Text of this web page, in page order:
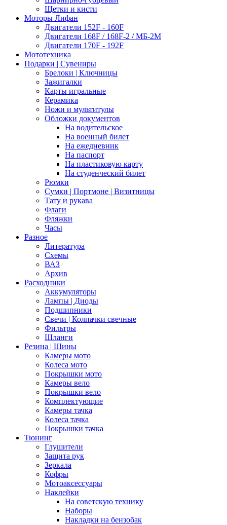
Щетки и кисти
Моторы Лифан
Двигатели 152F - 160F
Двигатели 168F / 168F-2 / МБ-2М
Двигатели 170F - 192F
Мототехника
Подарки | Сувениры
Брелоки | Ключницы
Зажигалки
Карты игральные
Керамика
Ножи и мультитулы
Обложки документов
На водительское
На военный билет
На ежедневник
На паспорт
На пластиковую карту
На студенческий билет
Рюмки
Сумки | Портмоне | Визитницы
Тату и рукава
Флаги
Фляжки
Часы
Разное
Литература
Схемы
ВАЗ
Архив
Расходники
Аккумуляторы
Лампы | Диоды
Подшипники
Свечи | Колпачки свечные
Фильтры
Шланги
Резина | Шины
Камеры мото
Колеса мото
Покрышки мото
Камеры вело
Покрышки вело
Комплектующие
Камеры тачка
Колеса тачка
Покрышки тачка
Тюнинг
Глушители
Защита рук
Зеркала
Кофры
Мотоаксессуары
Наклейки
На советскую технику
Наборы
Накладки на бензобак